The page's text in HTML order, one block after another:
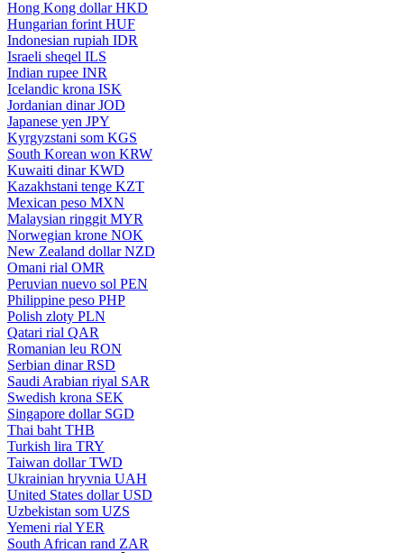
Hong Kong dollar HKD
Hungarian forint HUF
Indonesian rupiah IDR
Israeli sheqel ILS
Indian rupee INR
Icelandic krona ISK
Jordanian dinar JOD
Japanese yen JPY
Kyrgyzstani som KGS
South Korean won KRW
Kuwaiti dinar KWD
Kazakhstani tenge KZT
Mexican peso MXN
Malaysian ringgit MYR
Norwegian krone NOK
New Zealand dollar NZD
Omani rial OMR
Peruvian nuevo sol PEN
Philippine peso PHP
Polish zloty PLN
Qatari rial QAR
Romanian leu RON
Serbian dinar RSD
Saudi Arabian riyal SAR
Swedish krona SEK
Singapore dollar SGD
Thai baht THB
Turkish lira TRY
Taiwan dollar TWD
Ukrainian hryvnia UAH
United States dollar USD
Uzbekistan som UZS
Yemeni rial YER
South African rand ZAR